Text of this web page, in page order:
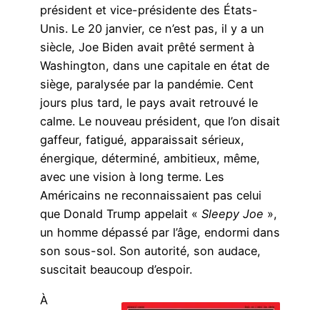
président et vice-présidente des États-
Unis. Le 20 janvier, ce n’est pas, il y a un
siècle, Joe Biden avait prêté serment à
Washington, dans une capitale en état de
siège, paralysée par la pandémie. Cent
jours plus tard, le pays avait retrouvé le
calme. Le nouveau président, que l’on disait
gaffeur, fatigué, apparaissait sérieux,
énergique, déterminé, ambitieux, même,
avec une vision à long terme. Les
Américains ne reconnaissaient pas celui
que Donald Trump appelait « Sleepy Joe »,
un homme dépassé par l’âge, endormi dans
son sous-sol. Son autorité, son audace,
suscitait beaucoup d’espoir.
À